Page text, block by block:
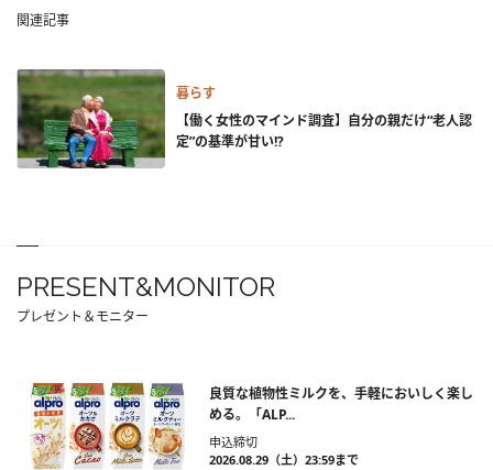
関連記事
暮らす
【働く女性のマインド調査】自分の親だけ“老人認
定”の基準が甘い!?
PRESENT&MONITOR
プレゼント＆モニター
良質な植物性ミルクを、手軽においしく楽し
める。「ALP...
申込締切
2026.08.29（土）23:59まで